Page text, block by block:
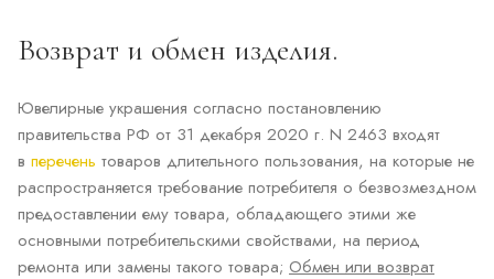
Возврат и обмен изделия.
Ювелирные украшения согласно постановлению
правительства РФ от 31 декабря 2020 г. N 2463 входят
в перечень товаров длительного пользования, на которые не
распространяется требование потребителя о безвозмездном
предоставлении ему товара, обладающего этими же
основными потребительскими свойствами, на период
ремонта или замены такого товара; Обмен или возврат